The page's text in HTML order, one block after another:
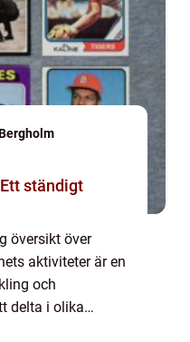
ständigt
översikt över
aktiviteter är en
och
delta i olika